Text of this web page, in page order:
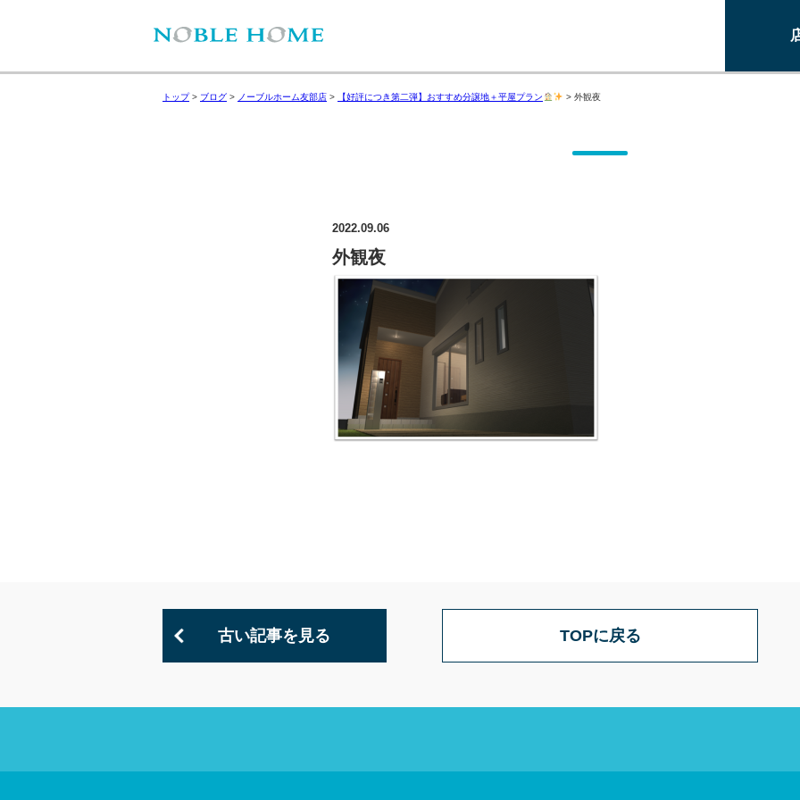
トップ> ブログ > ノーブルホーム友部店 > 【好評につき第二弾】おすすめ分譲地＋平屋プラン > 外観夜
2022.09.06
外観夜
古い記事を見る TOPに戻る